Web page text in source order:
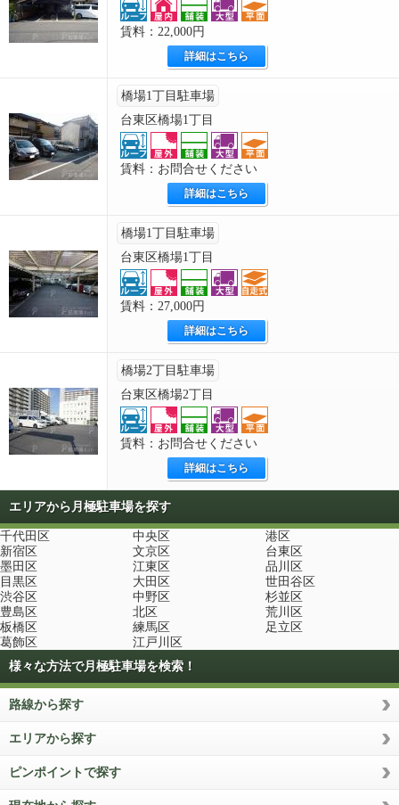
賃料：22,000円
詳細はこちら
橋場1丁目駐車場
台東区橋場1丁目
賃料：お問合せください
詳細はこちら
橋場1丁目駐車場
台東区橋場1丁目
賃料：27,000円
詳細はこちら
橋場2丁目駐車場
台東区橋場2丁目
賃料：お問合せください
詳細はこちら
エリアから月極駐車場を探す
千代田区 中央区
港区
新宿区
文京区
台東区
墨田区
江東区
品川区
目黒区
大田区
世田谷区
渋谷区
中野区
杉並区
豊島区
北区
荒川区
板橋区
練馬区
足立区
葛飾区
江戸川区
様々な方法で月極駐車場を検索！
路線から探す
エリアから探す
ピンポイントで探す